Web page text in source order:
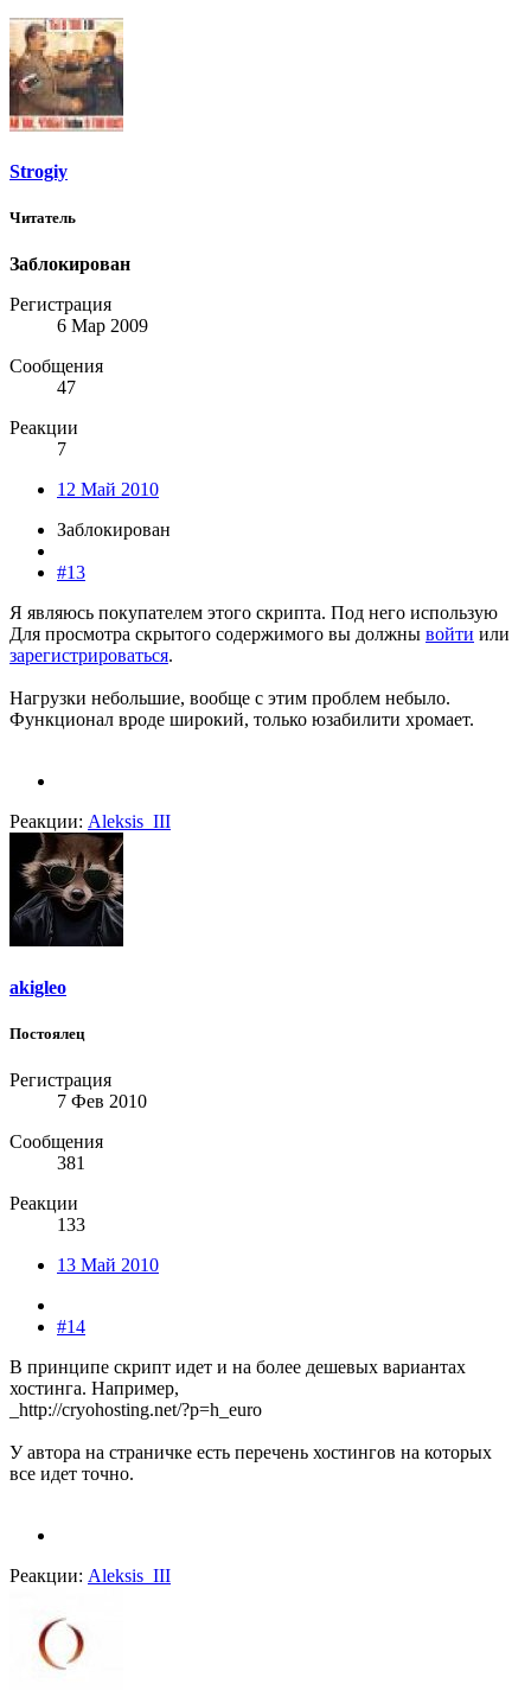
Strogiy
Читатель
Заблокирован
Регистрация
6 Мар 2009
Сообщения
47
Реакции
7
12 Май 2010
Заблокирован
#13
Я являюсь покупателем этого скрипта. Под него использую
Для просмотра скрытого содержимого вы должны войти или
зарегистрироваться.
Нагрузки небольшие, вообще с этим проблем небыло.
Функционал вроде широкий, только юзабилити хромает.
Реакции: Aleksis_III
akigleo
Постоялец
Регистрация
7 Фев 2010
Сообщения
381
Реакции
133
13 Май 2010
#14
В принципе скрипт идет и на более дешевых вариантах
хостинга. Например,
_http://cryohosting.net/?p=h_euro
У автора на страничке есть перечень хостингов на которых
все идет точно.
Реакции: Aleksis_III